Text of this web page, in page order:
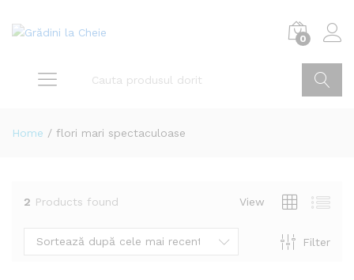
0
Home / flori mari spectaculoase
2 Products found View
Filter
Sortează după cele mai recente